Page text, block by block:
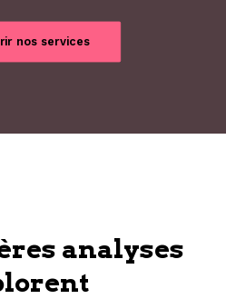
nos services
analyses